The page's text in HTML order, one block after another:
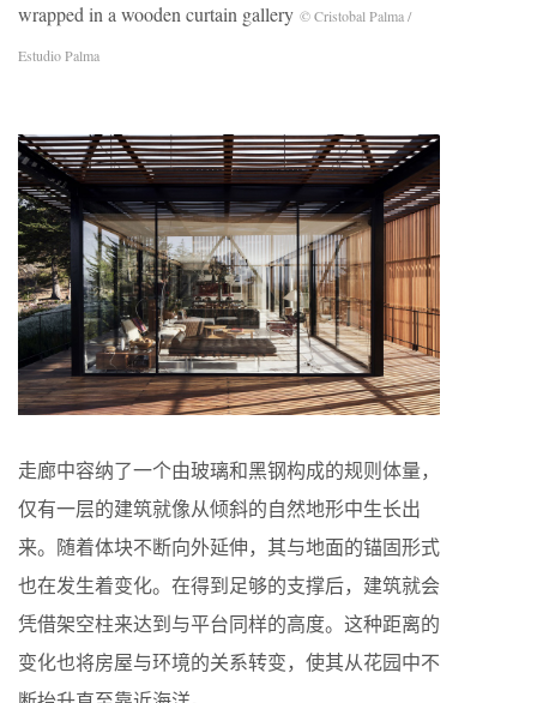
wrapped in a wooden curtain gallery © Cristobal Palma /
Estudio Palma
走廊中容纳了一个由玻璃和黑钢构成的规则体量，
仅有一层的建筑就像从倾斜的自然地形中生长出
来。随着体块不断向外延伸，其与地面的锚固形式
也在发生着变化。在得到足够的支撑后，建筑就会
凭借架空柱来达到与平台同样的高度。这种距离的
变化也将房屋与环境的关系转变，使其从花园中不